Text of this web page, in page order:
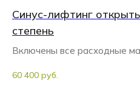
Синус-лифтинг
степень
Включены все расходные
60 400 руб.